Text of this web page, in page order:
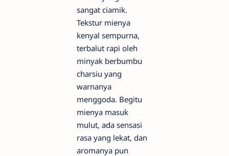
sangat ciamik.
Tekstur mienya
kenyal sempurna,
terbalut rapi oleh
minyak berbumbu
charsiu yang
warnanya
menggoda. Begitu
mienya masuk
mulut, ada sensasi
rasa yang lekat, dan
aromanya pun